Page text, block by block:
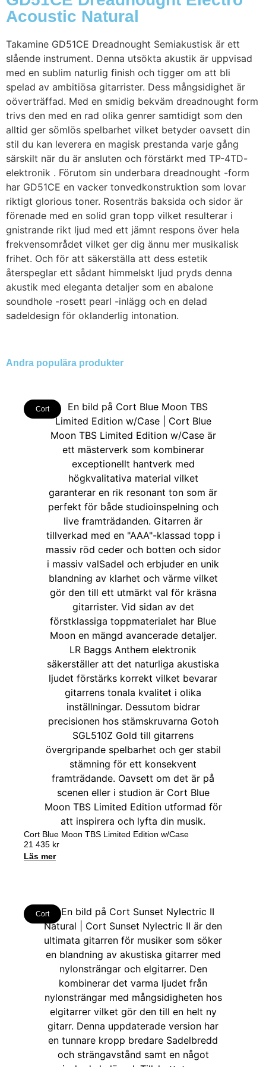
Acoustic Natural
Takamine GD51CE Dreadnought Semiakustisk är ett
slående instrument. Denna utsökta akustik är uppvisad
med en sublim naturlig finish och tigger om att bli
spelad av ambitiösa gitarrister. Dess mångsidighet är
oöverträffad. Med en smidig bekväm dreadnought form
trivs den med en rad olika genrer samtidigt som den
alltid ger sömlös spelbarhet vilket betyder oavsett din
stil du kan leverera en magisk prestanda varje gång
särskilt när du är ansluten och förstärkt med TP-4TD-
elektronik . Förutom sin underbara dreadnought -form
har GD51CE en vacker tonvedkonstruktion som lovar
riktigt glorious toner. Rosenträs baksida och sidor är
förenade med en solid gran topp vilket resulterar i
gnistrande rikt ljud med ett jämnt respons över hela
frekvensområdet vilket ger dig ännu mer musikalisk
frihet. Och för att säkerställa att dess estetik
återspeglar ett sådant himmelskt ljud pryds denna
akustik med eleganta detaljer som en abalone
soundhole -rosett pearl -inlägg och en delad
sadeldesign för oklanderlig intonation.
Andra populära produkter
Cort
Cort Blue Moon TBS Limited Edition w/Case
21 435 kr
Läs mer
Cort